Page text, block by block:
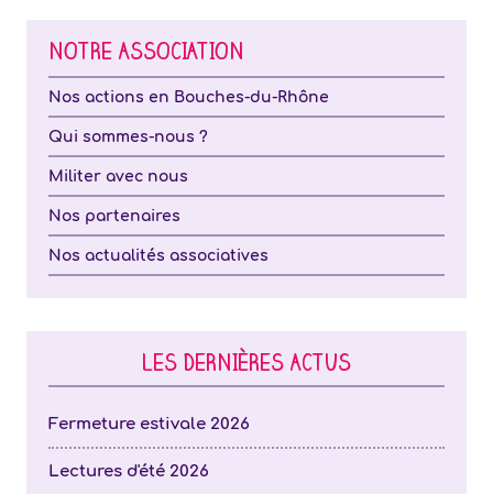
NOTRE ASSOCIATION
Nos actions en Bouches-du-Rhône
Qui sommes-nous ?
Militer avec nous
Nos partenaires
Nos actualités associatives
LES DERNIÈRES ACTUS
Fermeture estivale 2026
Lectures d'été 2026